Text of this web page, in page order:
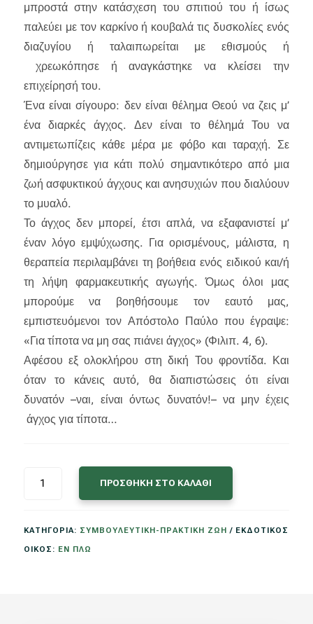
μπροστά στην κατάσχεση του σπιτιού του ή ίσως
παλεύει με τον καρκίνο ή κουβαλά τις δυσκολίες ενός
διαζυγίου ή ταλαιπωρείται με εθισμούς ή
χρεωκόπησε ή αναγκάστηκε να κλείσει την
επιχείρησή του.
Ένα είναι σίγουρο: δεν είναι θέλημα Θεού να ζεις μ’
ένα διαρκές άγχος. Δεν είναι το θέλημά Του να
αντιμετωπίζεις κάθε μέρα με φόβο και ταραχή. Σε
δημιούργησε για κάτι πολύ σημαντικότερο από μια
ζωή ασφυκτικού άγχους και ανησυχιών που διαλύουν
το μυαλό.
Το άγχος δεν μπορεί, έτσι απλά, να εξαφανιστεί μ’
έναν λόγο εμψύχωσης. Για ορισμένους, μάλιστα, η
θεραπεία περιλαμβάνει τη βοήθεια ενός ειδικού και/ή
τη λήψη φαρμακευτικής αγωγής. Όμως όλοι μας
μπορούμε να βοηθήσουμε τον εαυτό μας,
εμπιστευόμενοι τον Απόστολο Παύλο που έγραψε:
«Για τίποτα να μη σας πιάνει άγχος» (Φιλιπ. 4, 6).
Αφέσου εξ ολοκλήρου στη δική Του φροντίδα. Και
όταν το κάνεις αυτό, θα διαπιστώσεις ότι είναι
δυνατόν –ναι, είναι όντως δυνατόν!– να μην έχεις
άγχος για τίποτα…
ΓΙΑ,
ΤΙΠΟΤΑ
ΠΡΟΣΘΗΚΗ ΣΤΟ ΚΑΛΑΘΙ
ΚΑΤΗΓΟΡΙΑ: ΣΥΜΒΟΥΛΕΥΤΙΚΗ-ΠΡΑΚΤΙΚΗ ΖΩΗ ΕΚΔΟΤΙΚΟΣ
ΟΙΚΟΣ: ΕΝ ΠΛΩ